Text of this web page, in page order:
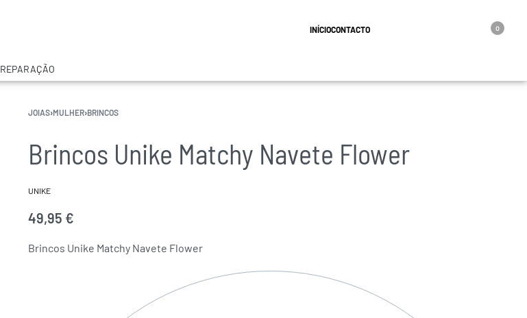
INÍCIOCONTACTO 0
REPARAÇÃO
JOIAS›MULHER›BRINCOS
Brincos Unike Matchy Navete Flower
UNIKE
49,95 €
Brincos Unike Matchy Navete Flower